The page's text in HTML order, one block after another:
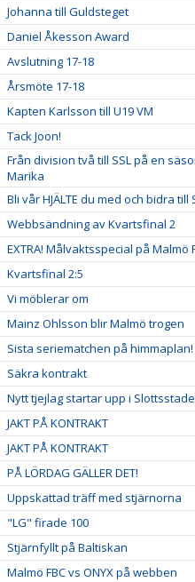
Johanna till Guldsteget
Daniel Åkesson Award
Avslutning 17-18
Årsmöte 17-18
Kapten Karlsson till U19 VM
Tack Joon!
Från division två till SSL på en
Marika
Bli vår HJÄLTE du med och bidra
Webbsändning av Kvartsfinal 2
EXTRA! Målvaktsspecial på Malmö
Kvartsfinal 2:5
Vi möblerar om
Mainz Ohlsson blir Malmö trogen
Sista seriematchen på himmaplan!
Säkra kontrakt
Nytt tjejlag startar upp i
JAKT PÅ KONTRAKT
JAKT PÅ KONTRAKT
PÅ LÖRDAG GÄLLER DET!
Uppskattad träff med stjärnorna
"LG" firade 100
Stjärnfyllt på Baltiskan
Malmö FBC vs ONYX på webben